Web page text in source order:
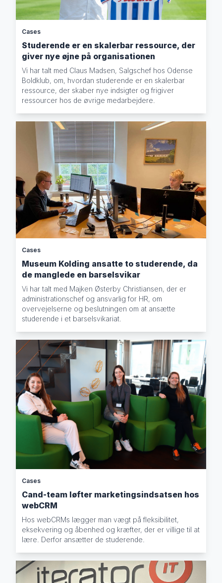
Cases
Studerende er en skalerbar ressource, der
giver nye øjne på organisationen
Vi har talt med Claus Madsen, Salgschef hos Odense
Boldklub, om, hvordan studerende er en skalerbar
ressource, der skaber nye indsigter og frigiver
ressourcer hos de øvrige medarbejdere.
Cases
Museum Kolding ansatte to studerende, da
de manglede en barselsvikar
Vi har talt med Majken Østerby Christiansen, der er
administrationschef og ansvarlig for HR, om
overvejelserne og beslutningen om at ansætte
studerende i et barselsvikariat.
Cases
Cand-team løfter marketingsindsatsen hos
webCRM
Hos webCRMs lægger man vægt på fleksibilitet,
eksekvering og åbenhed og kræfter, der er villige til at
lære. Derfor ansætter de studerende.